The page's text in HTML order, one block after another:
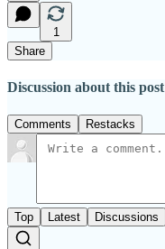
1
Share
Discussion about this post
Comments Restacks
Top Latest Discussions